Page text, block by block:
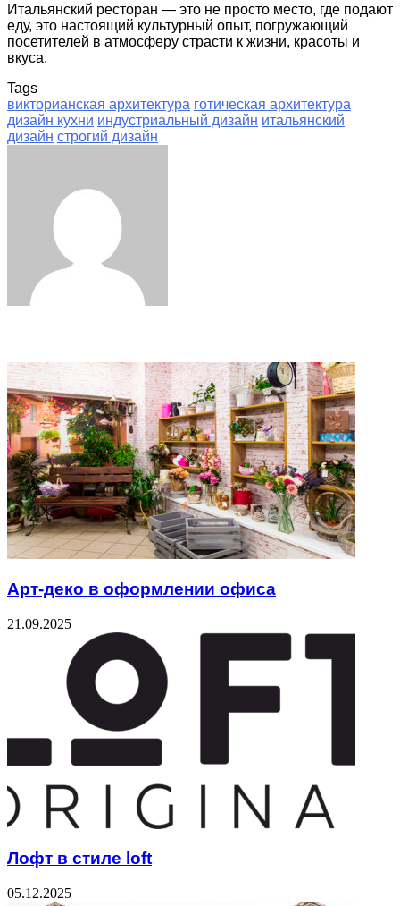
Итальянский ресторан — это не просто место, где подают
еду, это настоящий культурный опыт, погружающий
посетителей в атмосферу страсти к жизни, красоты и
вкуса.
Tags
викторианская архитектура готическая архитектура
дизайн кухни индустриальный дизайн итальянский
дизайн строгий дизайн
Арт-деко в оформлении офиса
21.09.2025
Лофт в стиле loft
05.12.2025